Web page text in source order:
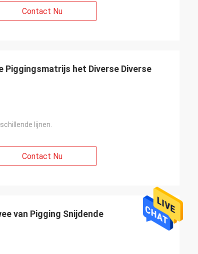
Contact Nu
Piggingsmatrijs het Diverse Diverse
lijnen.
Contact Nu
van Pigging Snijdende